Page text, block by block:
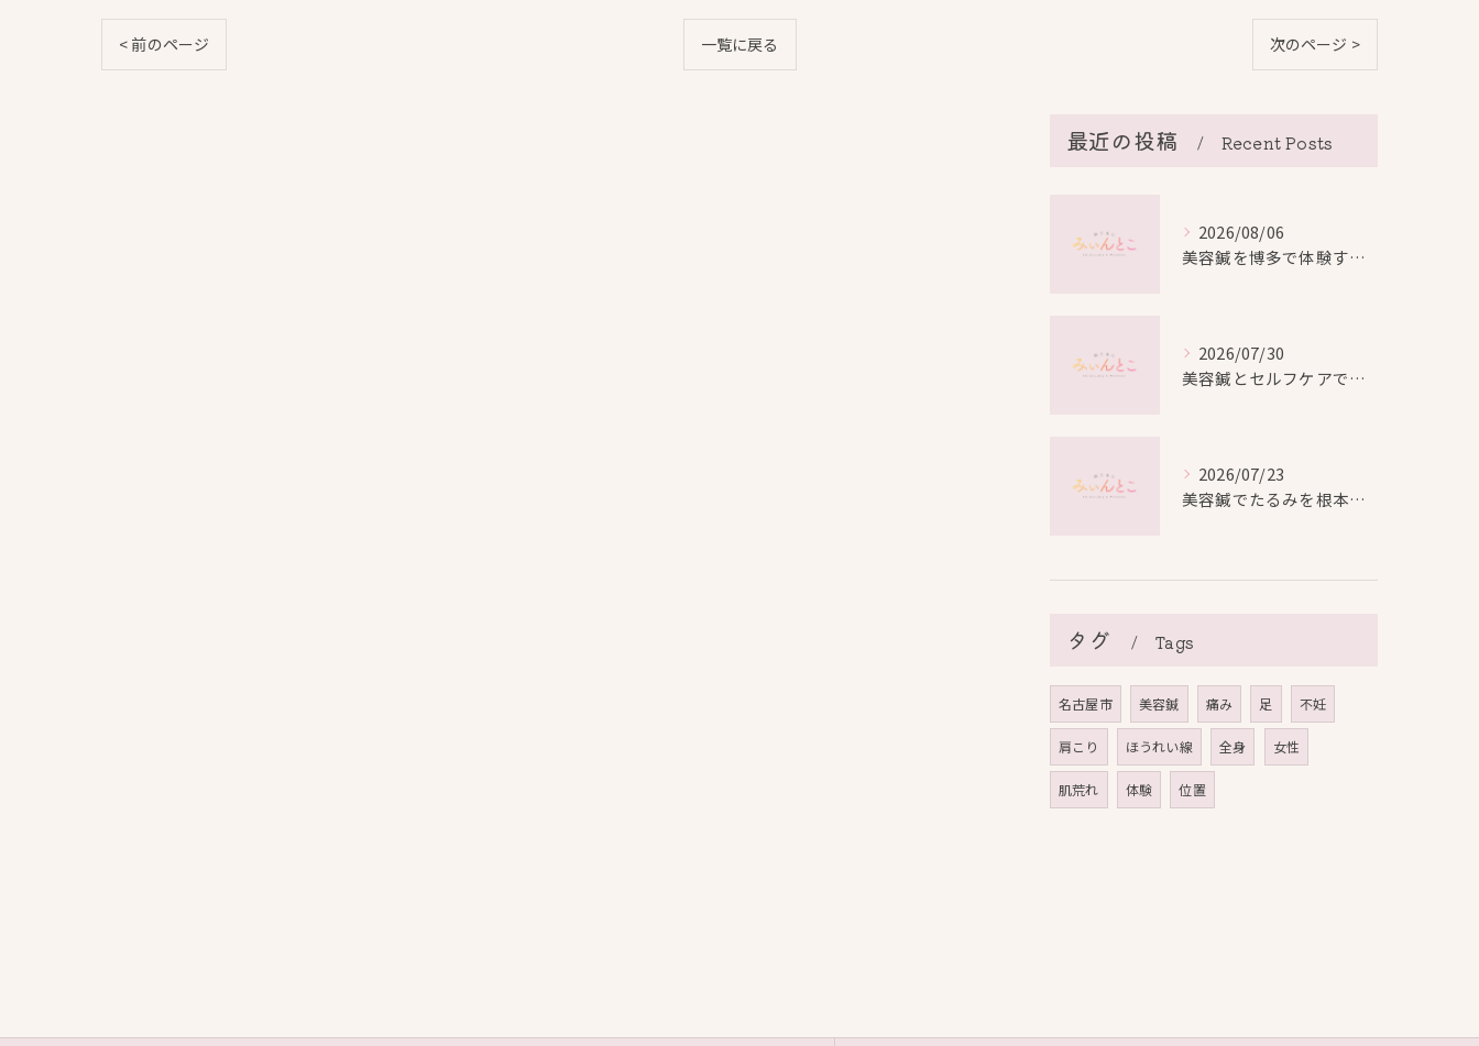
< 前のページ 一覧に戻る 次のページ >
最近の投稿 Recent Posts
2026/08/06
美容鍼を博多で体験する際の効果や安全性と料金比較徹底ガイド
2026/07/30
美容鍼とセルフケアで叶える愛知県名古屋市北区米が瀬町の新しい美しさ
2026/07/23
美容鍼でたるみを根本から改善し自然なリフトアップを叶える方法
タグ Tags
名古屋市 美容鍼 痛み 足 不妊
肩こり ほうれい線 全身 女性
肌荒れ 体験 位置